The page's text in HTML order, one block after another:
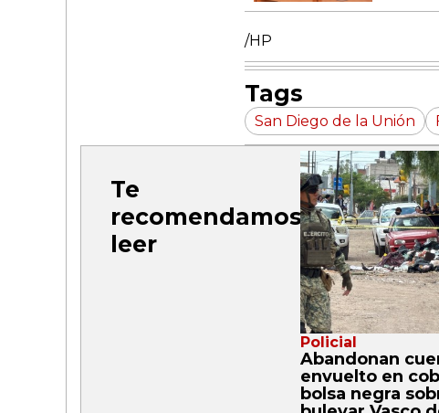
/HP
Tags
San Diego de la Unión
Te
recomendamos
leer
Policial
Abandonan
envuelto en
bolsa negra